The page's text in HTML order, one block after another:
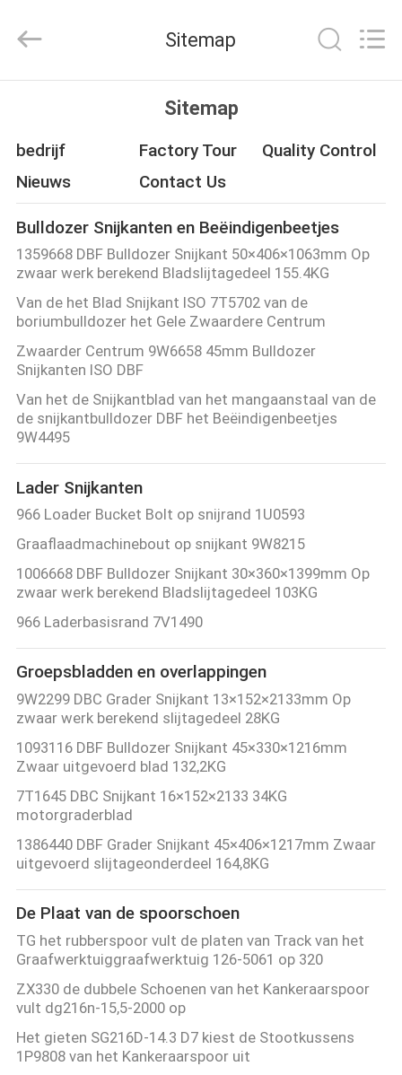
PRODUCTEN
VIDEO'S
ONGEVEER
ONS
FABRIEKSREIS
KWALITEITSCONTROLE
CONTACTEER
ONS
NIEUWS
VERZOEK
OM EEN
CITAAT
SITEMAP
PRIVACY
POLICY
PARTS
(SUZHOU)
Rights
Sitemap
Sitemap
bedrijf Factory Tour
Quality Control
Nieuws
Contact Us
Bulldozer Snijkanten en Beëindigenbeetjes
1359668 DBF Bulldozer Snijkant 50×406×1063mm Op
zwaar werk berekend Bladslijtagedeel 155.4KG
Van de het Blad Snijkant ISO 7T5702 van de
boriumbulldozer het Gele Zwaardere Centrum
Zwaarder Centrum 9W6658 45mm Bulldozer
Snijkanten ISO DBF
Van het de Snijkantblad van het mangaanstaal van de
de snijkantbulldozer DBF het Beëindigenbeetjes
9W4495
Lader Snijkanten
966 Loader Bucket Bolt op snijrand 1U0593
Graaflaadmachinebout op snijkant 9W8215
1006668 DBF Bulldozer Snijkant 30×360×1399mm Op
zwaar werk berekend Bladslijtagedeel 103KG
966 Laderbasisrand 7V1490
Groepsbladden en overlappingen
9W2299 DBC Grader Snijkant 13×152×2133mm Op
zwaar werk berekend slijtagedeel 28KG
1093116 DBF Bulldozer Snijkant 45×330×1216mm
Zwaar uitgevoerd blad 132,2KG
7T1645 DBC Snijkant 16×152×2133 34KG
motorgraderblad
1386440 DBF Grader Snijkant 45×406×1217mm Zwaar
uitgevoerd slijtageonderdeel 164,8KG
De Plaat van de spoorschoen
TG het rubberspoor vult de platen van Track van het
Graafwerktuiggraafwerktuig 126-5061 op 320
ZX330 de dubbele Schoenen van het Kankeraarspoor
vult dg216n-15,5-2000 op
Het gieten SG216D-14.3 D7 kiest de Stootkussens
1P9808 van het Kankeraarspoor uit